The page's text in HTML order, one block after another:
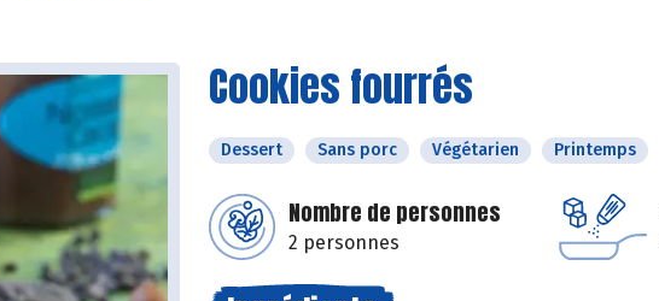
Cookies fourrés
Dessert Sans porc Végétarien Printemps
Nombre de personnes
2 personnes